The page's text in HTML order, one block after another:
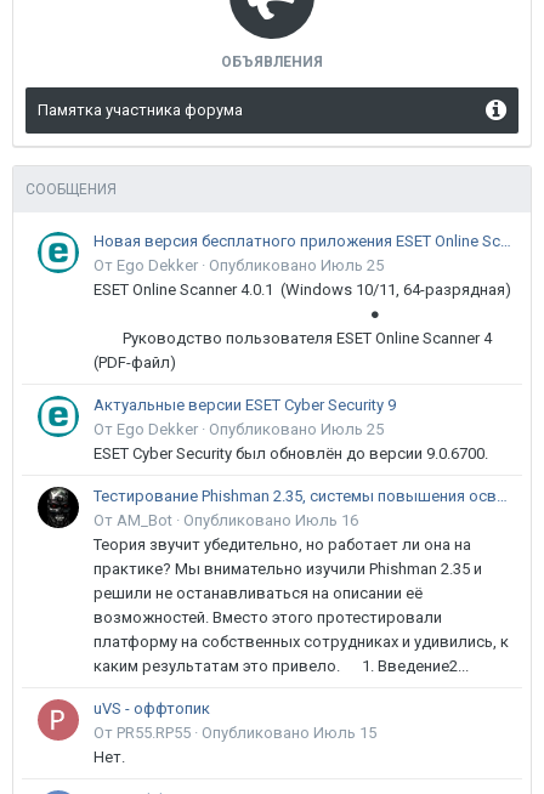
ОБЪЯВЛЕНИЯ
Памятка участника форума
СООБЩЕНИЯ
Новая версия бесплатного приложения ESET Online Scanner доступна пользователям
От Ego Dekker · Опубликовано Июль 25
ESET Online Scanner 4.0.1 (Windows 10/11, 64-разрядная)
●
Руководство пользователя ESET Online Scanner 4
(PDF-файл)
Актуальные версии ESET Cyber Security 9
От Ego Dekker · Опубликовано Июль 25
ESET Cyber Security был обновлён до версии 9.0.6700.
Тестирование Phishman 2.35, системы повышения осведомлённости пользователей в сфере ИБ
От AM_Bot · Опубликовано Июль 16
Теория звучит убедительно, но работает ли она на
практике? Мы внимательно изучили Phishman 2.35 и
решили не останавливаться на описании её
возможностей. Вместо этого протестировали
платформу на собственных сотрудниках и удивились, к
каким результатам это привело. 1. Введение2...
uVS - оффтопик
От PR55.RP55 · Опубликовано Июль 15
Нет.